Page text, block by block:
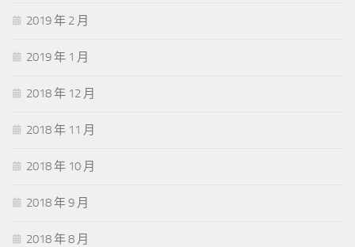
2019 年 2 月
2019 年 1 月
2018 年 12 月
2018 年 11 月
2018 年 10 月
2018 年 9 月
2018 年 8 月